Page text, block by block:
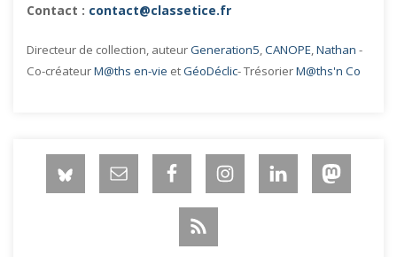
Contact : contact@classetice.fr
Directeur de collection, auteurGeneration5 CANOPE Nathan -
Co-créateurM@ths en-vie etGéoDéclic- TrésorierM@ths'n Co